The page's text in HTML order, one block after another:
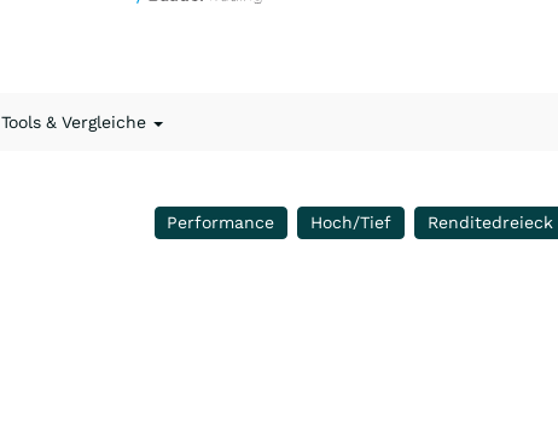
Tools & Vergleiche
Performance Hoch/Tief Renditedreieck